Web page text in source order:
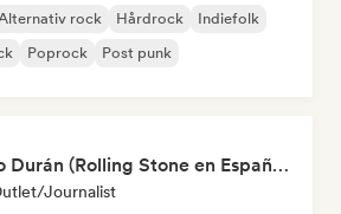
rock Hårdrock
Indiefolk
Poprock Post punk
Ricardo Durán (Rolling Stone en Español-Editor-in-chief)
Journalist